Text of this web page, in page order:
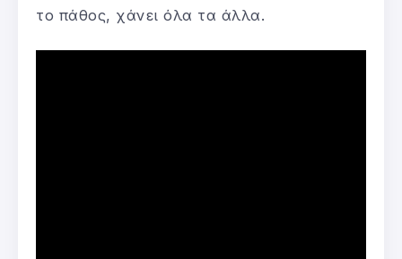
το πάθος, χάνει όλα τα άλλα.